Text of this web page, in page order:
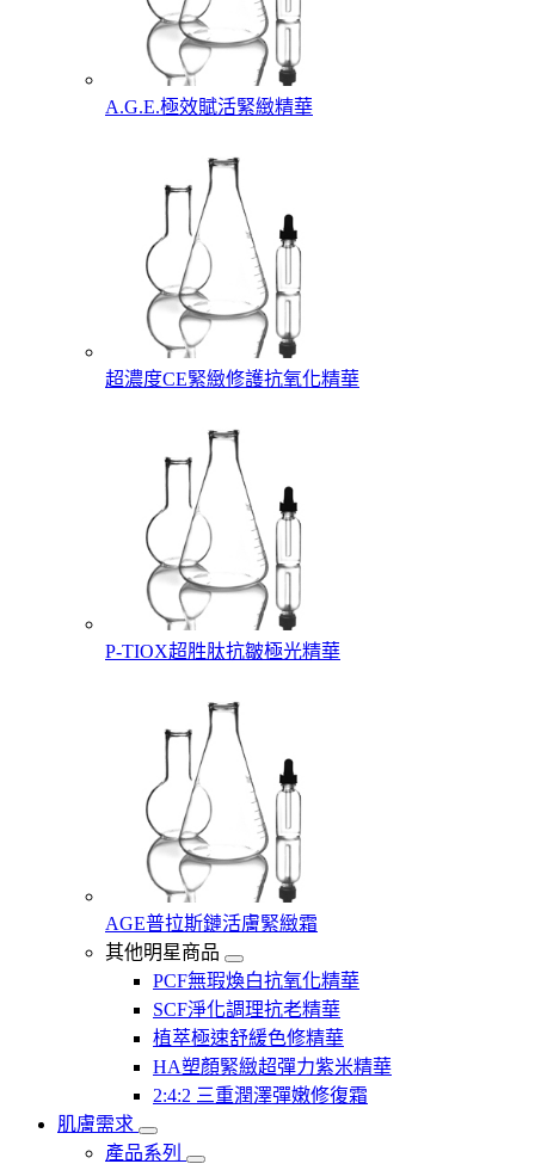
A.G.E.極效賦活緊緻精華
超濃度CE緊緻修護抗氧化精華
P-TIOX超胜肽抗皺極光精華
AGE普拉斯鏈活膚緊緻霜
其他明星商品
PCF無瑕煥白抗氧化精華
SCF淨化調理抗老精華
植萃極速舒緩色修精華
HA塑顏緊緻超彈力紫米精華
2:4:2 三重潤澤彈嫩修復霜
肌膚需求
產品系列